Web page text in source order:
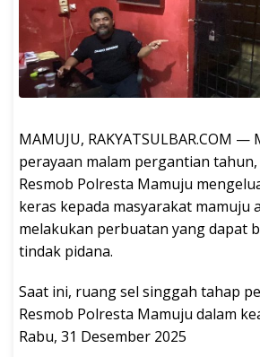
MAMUJU, RAKYATSULBAR.COM —
perayaan malam pergantian
Resmob Polresta Mamuju
keras kepada masyarakat mamuju
melakukan perbuatan yang dapat
tindak pidana.
Saat ini, ruang sel singgah tahap
Resmob Polresta Mamuju dalam
Rabu, 31 Desember 2025